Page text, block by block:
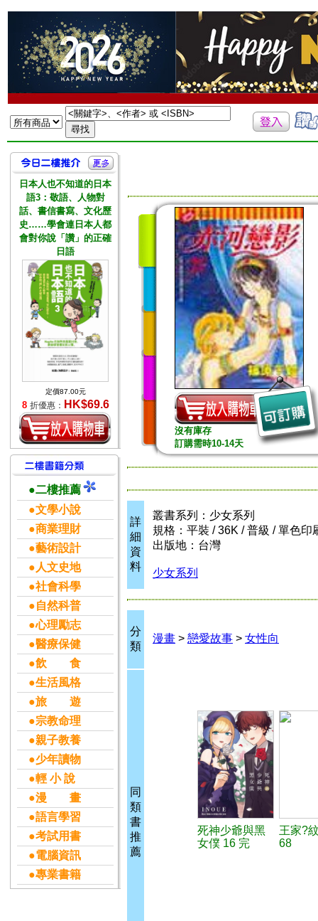
日本人也不知道的日本
語3：敬語、人物對
話、書信書寫、文化歷
史……學會連日本人都
會對你說「讚」的正確
日語
定價87.00元
8 折優惠： HK$69.6
●二樓推薦
●文學小說
●商業理財
●藝術設計
●人文史地
●社會科學
●自然科普
●心理勵志
●醫療保健
●飲 食
●生活風格
●旅 遊
●宗教命理
●親子教養
●少年讀物
●輕 小 說
●漫 畫
●語言學習
●考試用書
●電腦資訊
●專業書籍
沒有庫存
訂購需時10-14天
詳
細
資
料
叢書系列：少女系列
規格：平裝 / 36K / 普級 / 單色印
出版地：台灣
少女系列
分
類
漫畫 > 戀愛故事 > 女性向
同
類
書
推
薦
死神少爺與黑
女僕 16 完
王家?
68